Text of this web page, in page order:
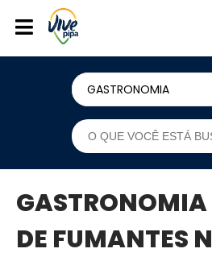
GASTRONOMIA
DE FUMANTES